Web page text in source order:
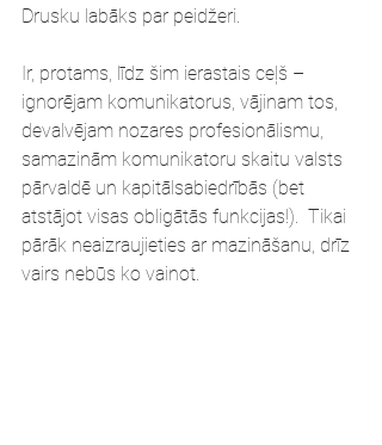
Drusku labāks par peidžeri.
Ir, protams, līdz šim ierastais ceļš –
ignorējam komunikatorus, vājinam tos,
devalvējam nozares profesionālismu,
samazinām komunikatoru skaitu valsts
pārvaldē un kapitālsabiedrībās (bet
atstājot visas obligātās funkcijas!).  Tikai
pārāk neaizraujieties ar mazināšanu, drīz
vairs nebūs ko vainot.